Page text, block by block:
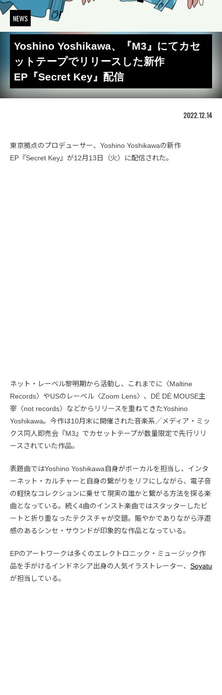
NEWS
Yoshino Yoshikawa、『M3』にてカセ
ットテープでリリースした新作
EP『Secret Key』配信
2022.12.14
東京拠点のプロデューサー、Yoshino Yoshikawaの新作
EP『Secret Key』が12月13日（火）に配信された。
ネット・レーベル黎明期から活動し、これまでに〈Maltine
Records〉やUSのレーベル〈Zoom Lens〉、DÉ DÉ MOUSE主
宰〈not records〉などからリリースを重ねてきたYoshino
Yoshikawa。今作は10月末に開催された音楽系／メディア・ミッ
クス同人即売会『M3』でカセットテープが数量限定で先行リリ
ースされていた作品。
表題曲ではYoshino Yoshikawa自身がボーカルを担当し、インタ
ーネット・カルチャーと自身の繋がりをリフにしながら、電子音
の軽快なコレクションに乗せて現実の誰かと繋がる方法を探る楽
曲となっている。続く4曲のインスト楽曲ではスタッターしたビ
ートと折り重なったテクスチャが交錯。賑やかでありながら浮遊
感のあるシンセ・サウンドが印象的な作品となっている。
EPのアートワークは多くのエレクトロニック・ミュージック作
品を手がけるインドネシア出身の人気イラストレーター、 Soyatu
が担当している。